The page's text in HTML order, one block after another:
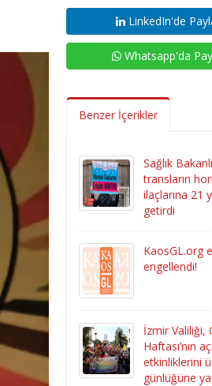
LinkedIn'de
Whatsapp'da
Benzer İçerikler
Sağlık
transların
ilaçlarına 21
getirdi
KaosGL.org
engellendi!
İzmir Valiliği,
Haftası’nın
etkinliklerini
günlüğüne